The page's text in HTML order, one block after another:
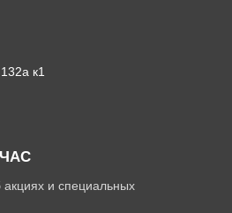
к1
акциях и специальных